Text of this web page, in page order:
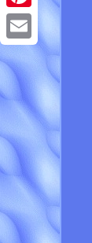
Pinterest
Email